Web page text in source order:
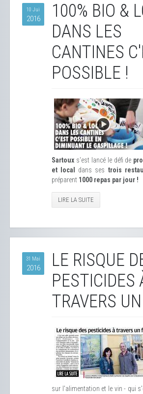
10 Jui
2016
100% BIO &
DANS LES
CANTINES
POSSIBLE !
Sartoux s'est lancé le défi de
et local
dans ses trois
préparent 1000 repas par jour !
LIRE LA SUITE
31 Mai
2016
LE RISQUE
PESTICIDES
TRAVERS
sur l'alimentation et le vin - qui